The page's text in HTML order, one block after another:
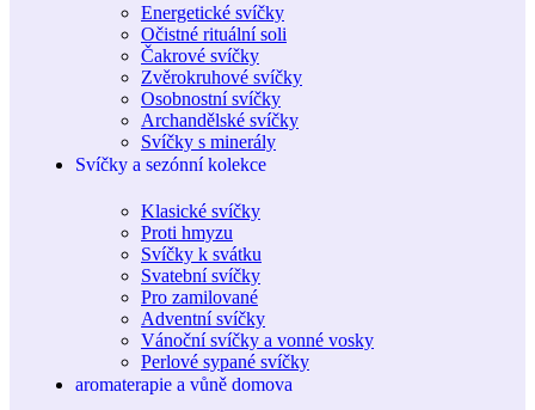
Energetické svíčky
Očistné rituální soli
Čakrové svíčky
Zvěrokruhové svíčky
Osobnostní svíčky
Archandělské svíčky
Svíčky s minerály
Svíčky a sezónní kolekce
Klasické svíčky
Proti hmyzu
Svíčky k svátku
Svatební svíčky
Pro zamilované
Adventní svíčky
Vánoční svíčky a vonné vosky
Perlové sypané svíčky
aromaterapie a vůně domova